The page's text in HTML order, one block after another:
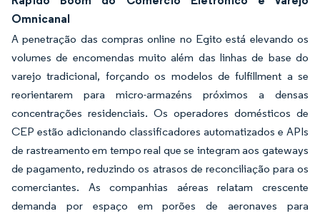
Omnicanal
A penetração das compras online no Egito está elevando os
volumes de encomendas muito além das linhas de base do
varejo tradicional, forçando os modelos de fulfillment a se
reorientarem para micro-armazéns próximos a densas
concentrações residenciais. Os operadores domésticos de
CEP estão adicionando classificadores automatizados e APIs
de rastreamento em tempo real que se integram aos gateways
de pagamento, reduzindo os atrasos de reconciliação para os
comerciantes. As companhias aéreas relatam crescente
demanda por espaço em porões de aeronaves para